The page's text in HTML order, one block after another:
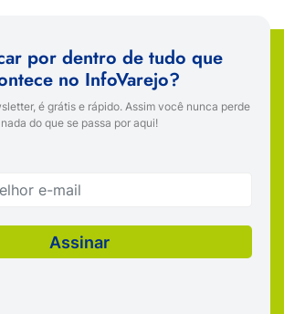
por dentro de tudo que
no InfoVarejo?
é grátis e rápido. Assim você nunca perde
nada do que se passa por aqui!